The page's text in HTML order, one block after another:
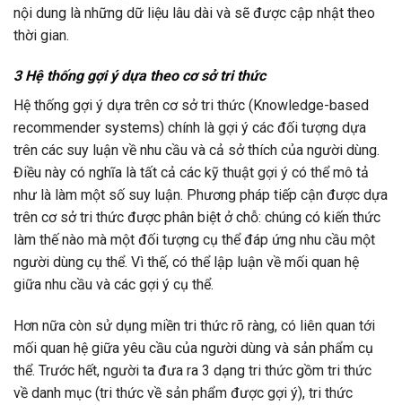
nội dung là những dữ liệu lâu dài và sẽ được cập nhật theo
thời gian.
3 Hệ thống gợi ý dựa theo cơ sở tri thức
Hệ thống gợi ý dựa trên cơ sở tri thức (Knowledge-based
recommender systems) chính là gợi ý các đối tượng dựa
trên các suy luận về nhu cầu và cả sở thích của người dùng.
Điều này có nghĩa là tất cả các kỹ thuật gợi ý có thể mô tả
như là làm một số suy luận. Phương pháp tiếp cận được dựa
trên cơ sở tri thức được phân biệt ở chỗ: chúng có kiến thức
làm thế nào mà một đối tượng cụ thể đáp ứng nhu cầu một
người dùng cụ thể. Vì thế, có thể lập luận về mối quan hệ
giữa nhu cầu và các gợi ý cụ thể.
Hơn nữa còn sử dụng miền tri thức rõ ràng, có liên quan tới
mối quan hệ giữa yêu cầu của người dùng và sản phẩm cụ
thể. Trước hết, người ta đưa ra 3 dạng tri thức gồm tri thức
về danh mục (tri thức về sản phẩm được gợi ý), tri thức